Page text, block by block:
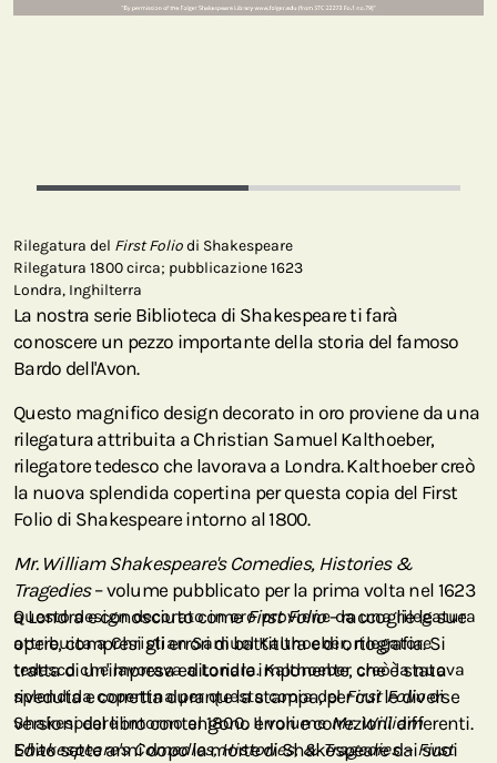
Rilegatura del First Foliodi Shakespeare
Rilegatura 1800 circa; pubblicazione 1623
Londra, Inghilterra
La nostra serie Biblioteca di Shakespeare ti farà
conoscere un pezzo importante della storia del famoso
Bardo dell'Avon.
Questo magnifico design decorato in oro proviene da una
rilegatura attribuita a Christian Samuel Kalthoeber,
rilegatore tedesco che lavorava a Londra. Kalthoeber creò
la nuova splendida copertina per questa copia del First
Folio di Shakespeare intorno al 1800.
Mr. William Shakespeare's Comedies, Histories &
Tragedies– volume pubblicato per la prima volta nel 1623
a Londra e conosciuto comeFirst Folio– raccoglie le sue
opere, compresi gli errori di battitura e di ortografia. Si
tratta di un'impresa editoriale imponente, che è stata
riveduta e corretta durante la stampa, per cui le diverse
versioni del libro contengono errori e correzioni differenti.
Edito sette anni dopo la morte di Shakespeare dai suoi
Questo design decorato in oro proviene da una rilegatura
attribuita a Christian Samuel Kalthoeber, rilegatore
tedesco che lavorava a Londra. Kalthoeber creò la nuova
splendida copertina per questa copia delFirst Foliodi
Shakespeare intorno al 1800. Il volumeMr. William
Shakespeare's Comedies, Histories, & Tragedies – First